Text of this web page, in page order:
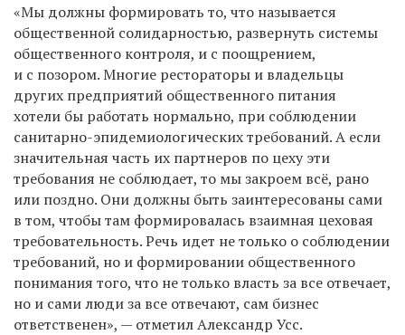
«Мы должны формировать то, что называется
общественной солидарностью, развернуть системы
общественного контроля, и с поощрением,
и с позором. Многие рестораторы и владельцы
других предприятий общественного питания
хотели бы работать нормально, при соблюдении
санитарно-эпидемиологических требований. А если
значительная часть их партнеров по цеху эти
требования не соблюдает, то мы закроем всё, рано
или поздно. Они должны быть заинтересованы сами
в том, чтобы там формировалась взаимная цеховая
требовательность. Речь идет не только о соблюдении
требований, но и формировании общественного
понимания того, что не только власть за все отвечает,
но и сами люди за все отвечают, сам бизнес
ответственен», — отметил Александр Усс.